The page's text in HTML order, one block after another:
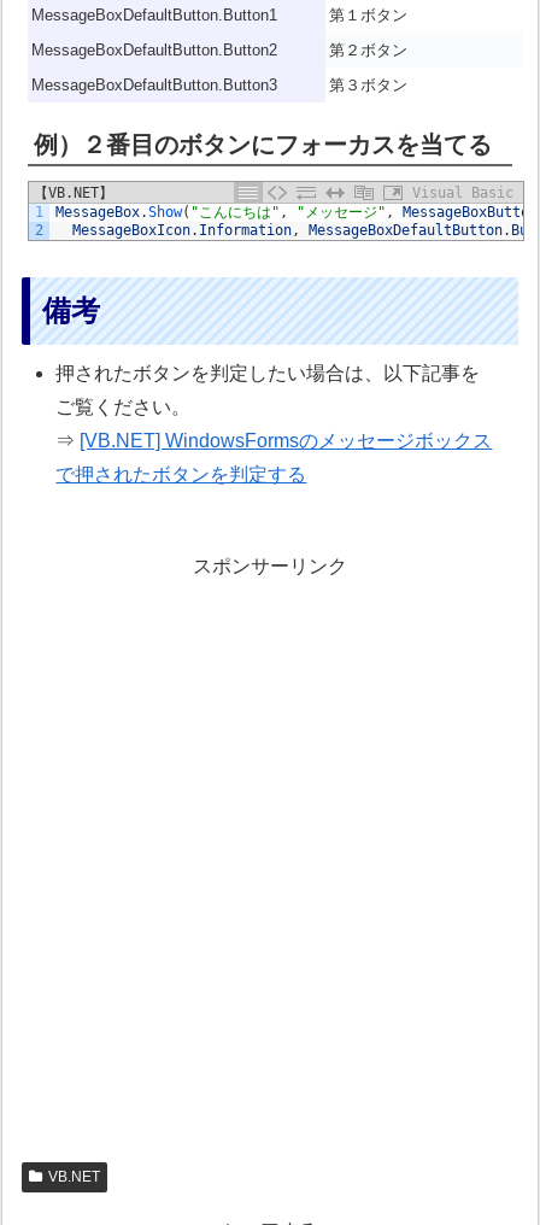
MessageBoxDefaultButton.Button1
第１ボタン
MessageBoxDefaultButton.Button2
第２ボタン
MessageBoxDefaultButton.Button3
第３ボタン
例）２番目のボタンにフォーカスを当てる
【VB.NET】
Visual Basic
1
2
MessageBox.Show( "こんにちは" , "メッセージ" ,
MessageBoxIcon. Information , MessageBoxDefaultButton.
備考
押されたボタンを判定したい場合は、以下記事を
ご覧ください。
⇒ [VB.NET] WindowsFormsのメッセージボックス
で押されたボタンを判定する
スポンサーリンク
VB.NET